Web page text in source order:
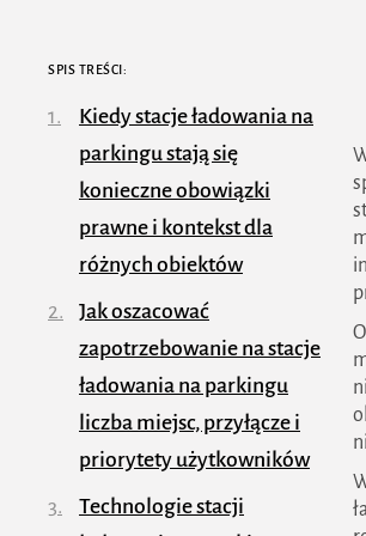
SPIS TREŚCI:
Kiedy stacje ładowania na
parkingu stają się
konieczne obowiązki
prawne i kontekst dla
różnych obiektów
Jak oszacować
zapotrzebowanie na stacje
ładowania na parkingu
liczba miejsc, przyłącze i
priorytety użytkowników
Technologie stacji